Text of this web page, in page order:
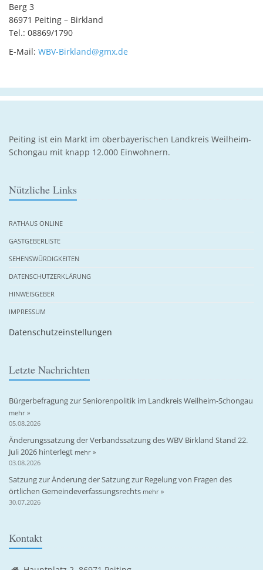
Berg 3
86971 Peiting – Birkland
Tel.: 08869/1790
E-Mail: WBV-Birkland@gmx.de
Peiting ist ein Markt im oberbayerischen Landkreis Weilheim-
Schongau mit knapp 12.000 Einwohnern.
Nützliche Links
RATHAUS ONLINE
GASTGEBERLISTE
SEHENSWÜRDIGKEITEN
DATENSCHUTZERKLÄRUNG
HINWEISGEBER
IMPRESSUM
Datenschutzeinstellungen
Letzte Nachrichten
Bürgerbefragung zur Seniorenpolitik im Landkreis Weilheim-Schongau
mehr »
05.08.2026
Änderungssatzung der Verbandssatzung des WBV Birkland Stand 22.
Juli 2026 hinterlegt mehr »
03.08.2026
Satzung zur Änderung der Satzung zur Regelung von Fragen des
örtlichen Gemeindeverfassungsrechts mehr »
30.07.2026
Kontakt